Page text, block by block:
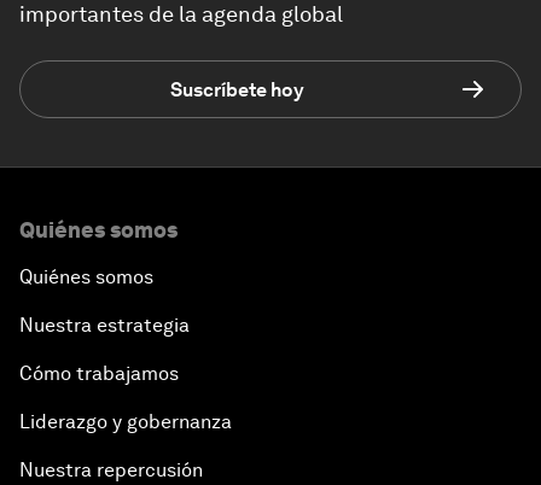
importantes de la agenda global
Suscríbete hoy
Quiénes somos
Quiénes somos
Nuestra estrategia
Cómo trabajamos
Liderazgo y gobernanza
Nuestra repercusión